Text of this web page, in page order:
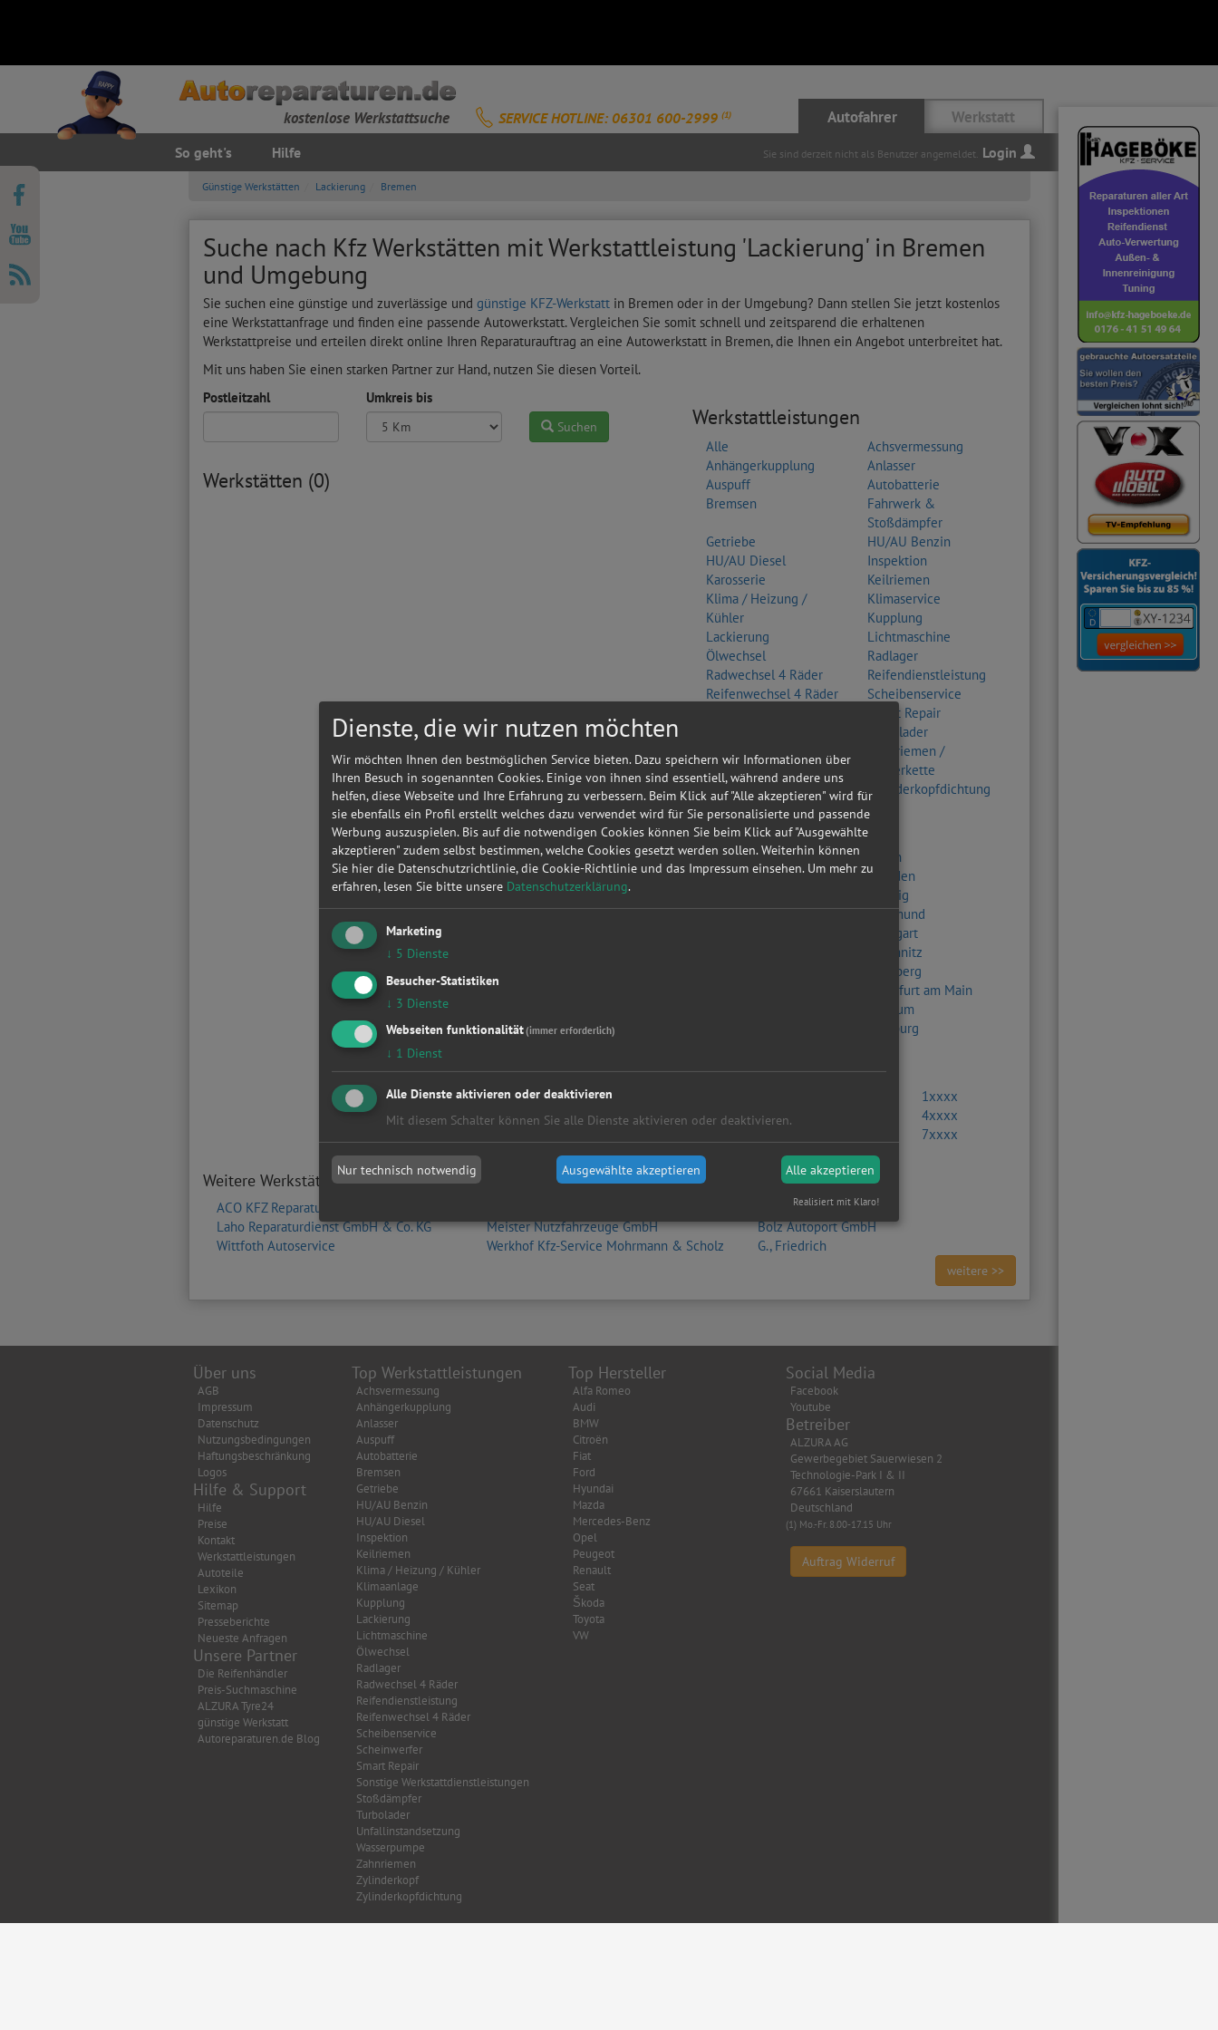
kostenlose Werkstattsuche SERVICE HOTLINE: 06301 600-2999 (1) Autofahrer Werkstatt
So geht's Hilfe Sie sind derzeit nicht als Benutzer angemeldet. Login
Günstige Werkstätten Lackierung Bremen
Suche nach Kfz Werkstätten mit Werkstattleistung 'Lackierung' in Bremen
und Umgebung
Sie suchen eine günstige und zuverlässige und günstige KFZ-Werkstattin Bremen oder in der Umgebung? Dann stellen Sie jetzt kostenlos
eine Werkstattanfrage und finden eine passende Autowerkstatt. Vergleichen Sie somit schnell und zeitsparend die erhaltenen
Werkstattpreise und erteilen direkt online Ihren Reparaturauftrag an eine Autowerkstatt in Bremen, die Ihnen ein Angebot unterbreitet hat.
Mit uns haben Sie einen starken Partner zur Hand, nutzen Sie diesen Vorteil.
Postleitzahl
Umkreis bis
Suchen
Werkstätten (0)
Werkstattleistungen
Alle
Achsvermessung
Anhängerkupplung
Anlasser
Auspuff
Autobatterie
Bremsen
Fahrwerk &
Stoßdämpfer
Getriebe
HU/AU Benzin
HU/AU Diesel
Inspektion
Karosserie
Keilriemen
Klima / Heizung /
Kühler
Klimaservice
Kupplung
Lackierung
Lichtmaschine
Ölwechsel
Radlager
Radwechsel 4 Räder
Reifendienstleistung
Reifenwechsel 4 Räder
Scheibenservice
Smart Repair
Turbolader
Wasserpumpe
Zahnriemen /
Steuerkette
Zylinderkopf
Zylinderkopfdichtung
Orte
Alle
Berlin
Hamburg
Dresden
Leipzig
Düsseldorf
Dortmund
Stuttgart
Chemnitz
Nürnberg
Frankfurt am Main
Bochum
Duisburg
Postleitzahlen
1xxxx
2xxxx
4xxxx
7xxxx
9xxxx
Weitere Werkstätten in der Umgebung Bremen
ACO KFZ Reparaturen GmbH
Entenladen
Laho Reparaturdienst GmbH & Co. KG
Meister Nutzfahrzeuge GmbH
Bolz Autoport GmbH
Wittfoth Autoservice
Werkhof Kfz-Service Mohrmann & Scholz G., Friedrich
weitere >>
Über uns
AGB
Impressum
Datenschutz
Nutzungsbedingungen
Haftungsbeschränkung
Logos
Hilfe & Support
Hilfe
Preise
Kontakt
Werkstattleistungen
Autoteile
Lexikon
Sitemap
Presseberichte
Neueste Anfragen
Unsere Partner
Die Reifenhändler
Preis-Suchmaschine
ALZURA Tyre24
günstige Werkstatt
Autoreparaturen.de Blog
Top Werkstattleistungen
Achsvermessung
Anhängerkupplung
Anlasser
Auspuff
Autobatterie
Bremsen
Getriebe
HU/AU Benzin
HU/AU Diesel
Inspektion
Keilriemen
Klima / Heizung / Kühler
Klimaanlage
Kupplung
Lackierung
Lichtmaschine
Ölwechsel
Radlager
Radwechsel 4 Räder
Reifendienstleistung
Reifenwechsel 4 Räder
Scheibenservice
Scheinwerfer
Smart Repair
Sonstige Werkstattdienstleistungen
Stoßdämpfer
Turbolader
Unfallinstandsetzung
Wasserpumpe
Zahnriemen
Zylinderkopf
Zylinderkopfdichtung
Top Hersteller
Alfa Romeo
Audi
BMW
Citroën
Fiat
Ford
Hyundai
Mazda
Mercedes-Benz
Opel
Peugeot
Renault
Seat
Škoda
Toyota
VW
Social Media
Facebook
Youtube
Betreiber
ALZURA AG
Gewerbegebiet Sauerwiesen 2
Technologie-Park I & II
67661 Kaiserslautern
Deutschland
(1) Mo.-Fr. 8.00-17.15 Uhr
Auftrag Widerruf
Dienste, die wir nutzen möchten
Wir möchten Ihnen den bestmöglichen Service bieten. Dazu speichern wir Informationen über
Ihren Besuch in sogenannten Cookies. Einige von ihnen sind essentiell, während andere uns
helfen, diese Webseite und Ihre Erfahrung zu verbessern. Beim Klick auf "Alle akzeptieren" wird für
sie ebenfalls ein Profil erstellt welches dazu verwendet wird für Sie personalisierte und passende
Werbung auszuspielen. Bis auf die notwendigen Cookies können Sie beim Klick auf "Ausgewählte
akzeptieren" zudem selbst bestimmen, welche Cookies gesetzt werden sollen. Weiterhin können
Sie hier die Datenschutzrichtlinie, die Cookie-Richtlinie und das Impressum einsehen. Um mehr zu
erfahren, lesen Sie bitte unsere Datenschutzerklärung.
Marketing
↓ 5 Dienste
Besucher-Statistiken
↓ 3 Dienste
Webseiten funktionalität(immer erforderlich)
↓ 1 Dienst
Alle Dienste aktivieren oder deaktivieren
Mit diesem Schalter können Sie alle Dienste aktivieren oder deaktivieren.
Nur technisch notwendig Ausgewählte akzeptieren Alle akzeptieren
Realisiert mit Klaro!